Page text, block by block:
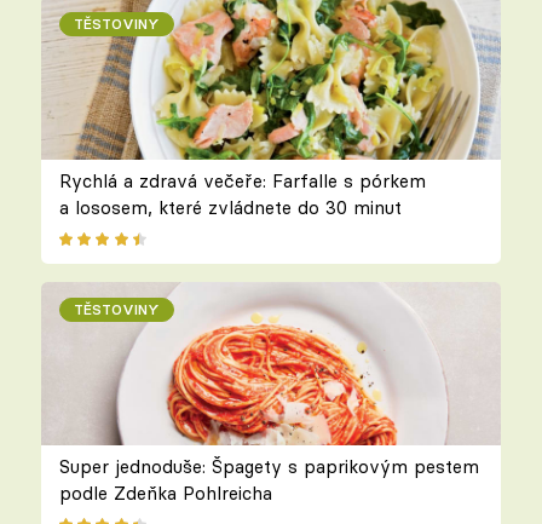
TĚSTOVINY
Rychlá a zdravá večeře: Farfalle s pórkem
a lososem, které zvládnete do 30 minut
TĚSTOVINY
Super jednoduše: Špagety s paprikovým pestem
podle Zdeňka Pohlreicha